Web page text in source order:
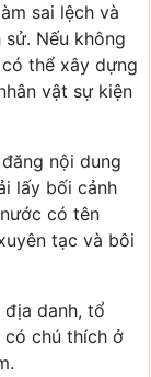
sai lệch và
Nếu không
thể xây dựng
vật sự kiện
nội dung
lấy bối cảnh
có tên
tạc và bôi
địa danh, tổ
chú thích ở